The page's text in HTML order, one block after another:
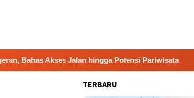
hingga Potensi Pariwisata Film “Nalar”
TERBARU